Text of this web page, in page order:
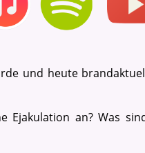
und heute
Ejakulation an? Was